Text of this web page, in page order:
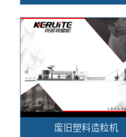
废旧塑料造粒机